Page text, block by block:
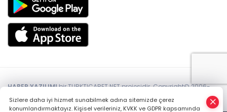
HABER YAZILIMIbir TURKTICARET.NET projesidir. Copyright© 2006-
Sizlere daha iyi hizmet sunabilmek adına sitemizde çerez
konumlandırmaktayız. Kişisel verileriniz, KVKK ve GDPR kapsamında